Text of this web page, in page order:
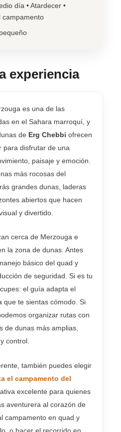
día • Atardecer •
campamento
experiencia
es una de las
en el Sahara marroquí, y
de Erg Chebbi ofrecen
para disfrutar de una
paisaje y emoción.
más rocosas del
grandes dunas, laderas
abiertos que hacen
y divertido.
cerca de Merzouga e
la zona de dunas. Antes
básico del quad y
de seguridad. Si es tu
el guía adapta el
que te sientas cómodo. Si
organizar rutas con
de dunas más amplias,
control.
también puedes elegir
el campamento del
excelente para quienes
aventurera al corazón de
campamento en quad y
o hacer el recorrido en